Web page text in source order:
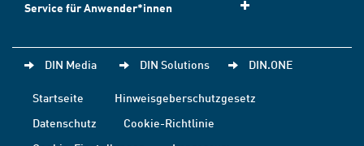
Service für Anwender*innen
DIN Media DIN Solutions DIN.ONE
Startseite
Hinweisgeberschutzgesetz
Datenschutz
Cookie-Richtlinie